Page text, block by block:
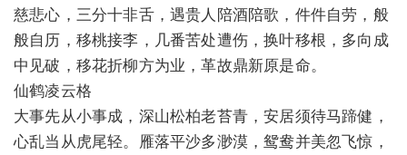
慈悲心，三分十非舌，遇贵人陪酒陪歌，件件自劳，般
般自历，移桃接李，几番苦处遭伤，换叶移根，多向成
中见破，移花折柳方为业，革故鼎新原是命。
仙鹤凌云格
大事先从小事成，深山松柏老苔青，安居须待马蹄健，
心乱当从虎尾轻。雁落平沙多渺漠，鸳鸯并美忽飞惊，